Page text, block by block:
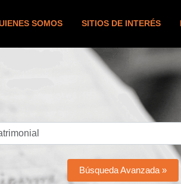
SOMOS SITIOS DE INTERÉS
Búsqueda Avanzada »